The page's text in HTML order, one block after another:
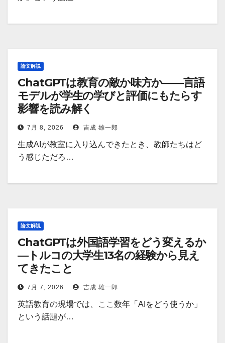
論文解説
ChatGPTは教育の敵か味方か――言語
モデルが学生の学びと評価にもたらす
影響を読み解く
7月 8, 2026 吉成 雄一郎
生成AIが教室に入り込んできたとき、教師たちはど
う感じただろ…
論文解説
ChatGPTは外国語学習をどう変えるか
―トルコの大学生13名の経験から見え
てきたこと
7月 7, 2026 吉成 雄一郎
英語教育の現場では、ここ数年「AIをどう使うか」
という話題が…